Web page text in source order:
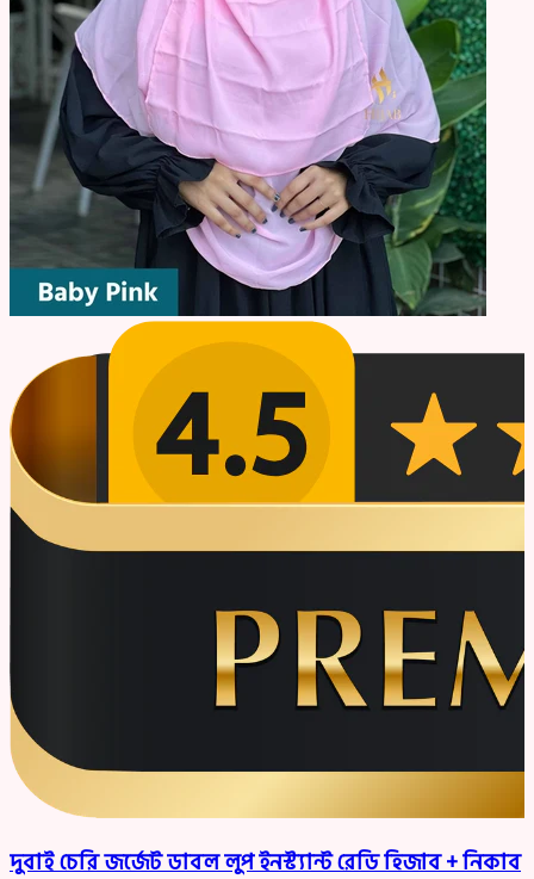
দুবাই চেরি জর্জেট ডাবল লুপ ইনস্ট্যান্ট রেডি হিজাব + নিকাব